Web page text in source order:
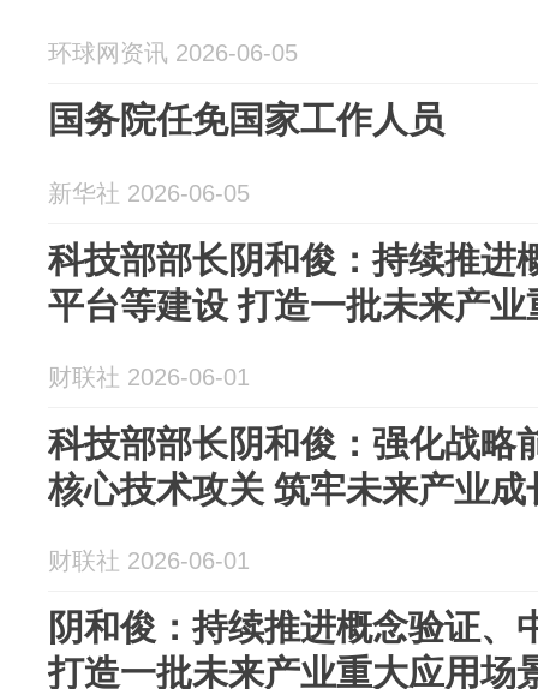
环球网资讯 2026-06-05
国务院任免国家工作人员
新华社 2026-06-05
科技部部长阴和俊：持续推进
平台等建设 打造一批未来产
财联社 2026-06-01
科技部部长阴和俊：强化战略
核心技术攻关 筑牢未来产业成
财联社 2026-06-01
阴和俊：持续推进概念验证、
打造一批未来产业重大应用场